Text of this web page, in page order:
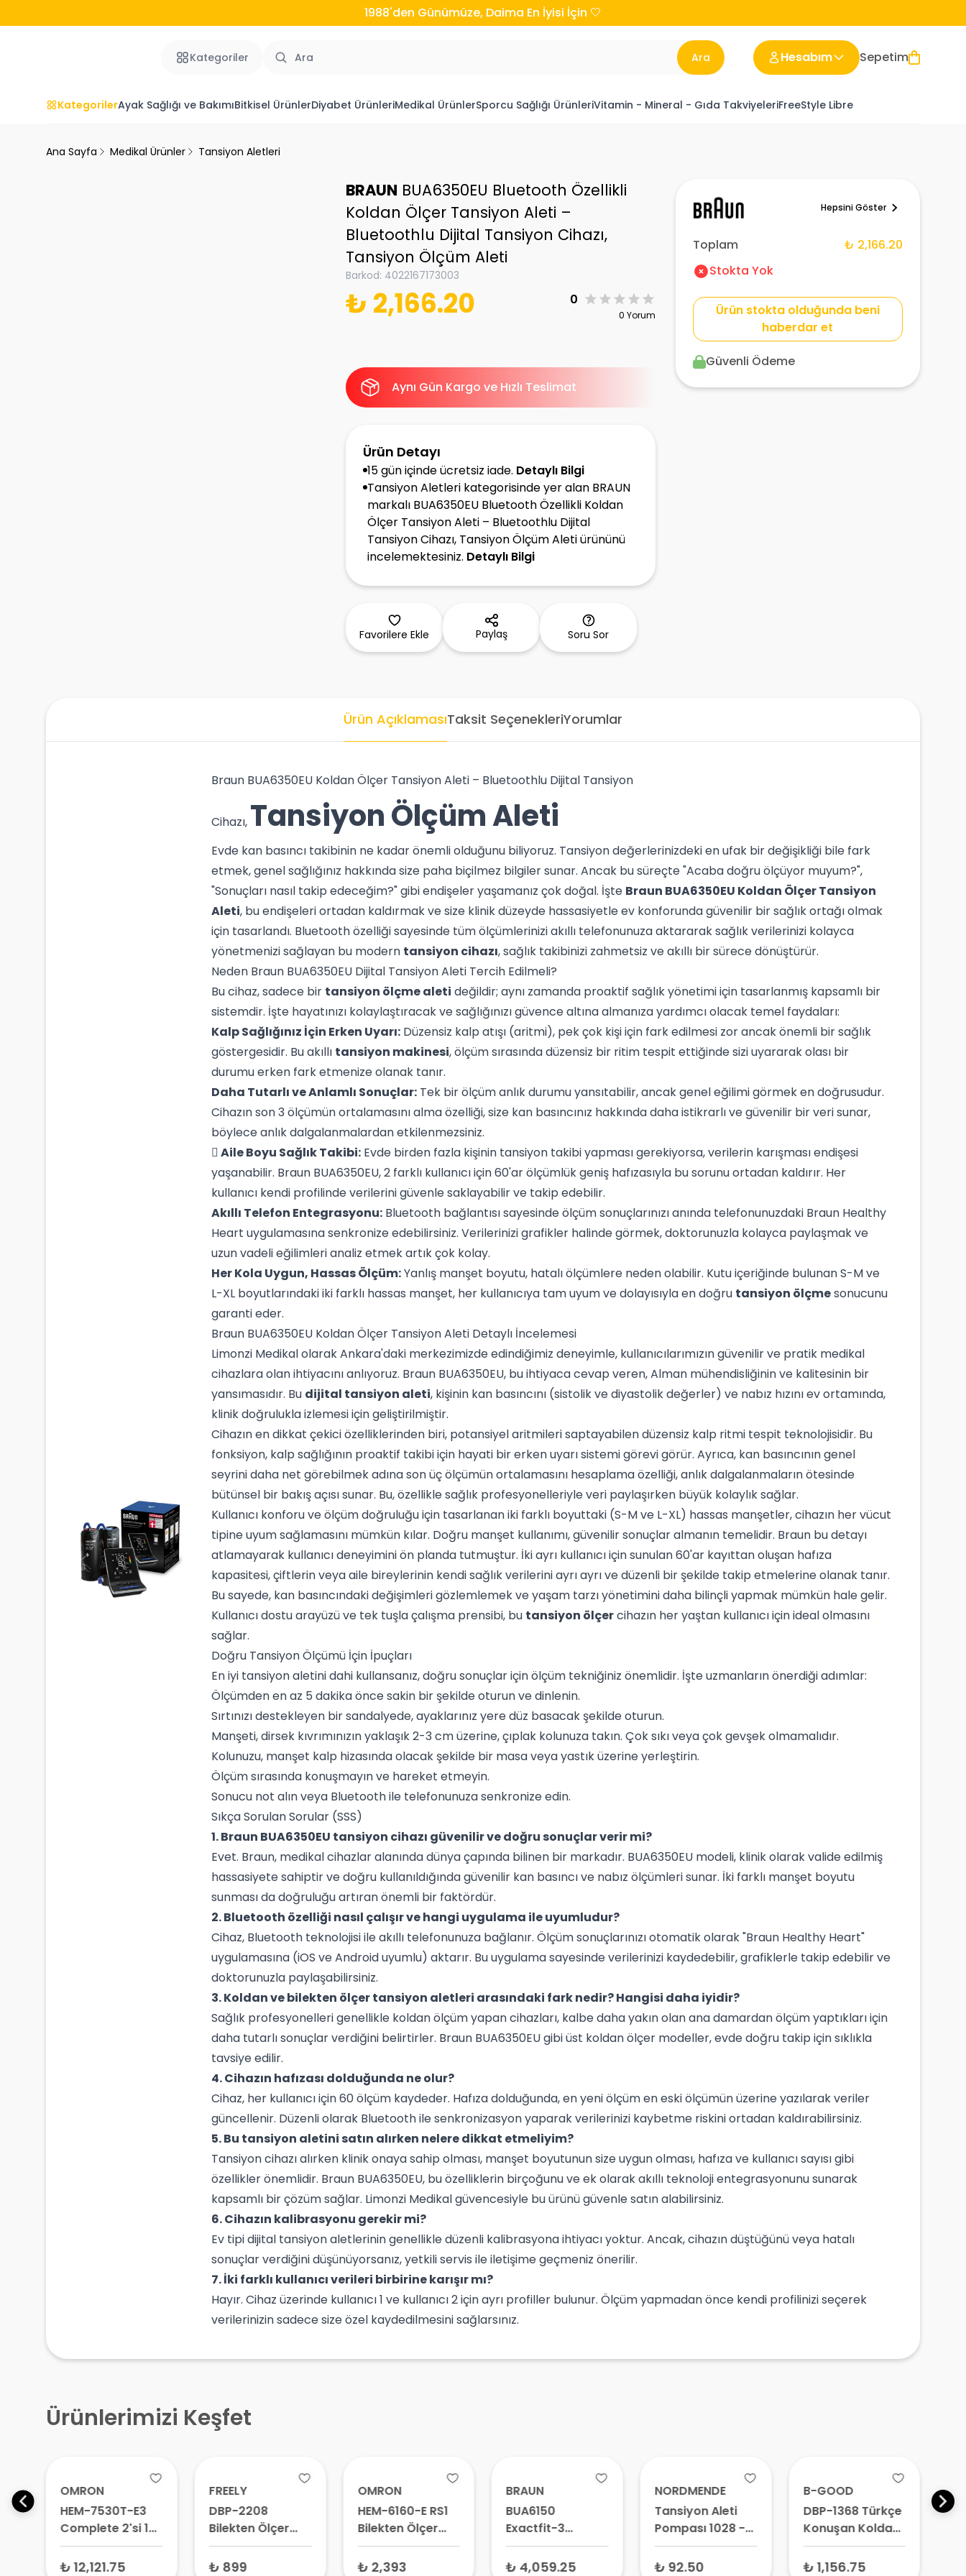
1988'den Günümüze, Daima En İyisi İçin 🤍
Kategoriler Ara Hesabım Sepetim
KategorilerAyak Sağlığı ve BakımıBitkisel ÜrünlerDiyabet ÜrünleriMedikal ÜrünlerSporcu Sağlığı ÜrünleriVitamin - Mineral - Gıda TakviyeleriFreeStyle Libre
Ana Sayfa Medikal Ürünler Tansiyon Aletleri
BRAUN BUA6350EU Bluetooth Özellikli
Koldan Ölçer Tansiyon Aleti –
Bluetoothlu Dijital Tansiyon Cihazı,
Tansiyon Ölçüm Aleti
Barkod: 4022167173003
₺ 2,166.20 0
0 Yorum
Aynı Gün Kargo ve Hızlı Teslimat
Ürün Detayı
15 gün içinde ücretsiz iade. Detaylı Bilgi
Tansiyon Aletleri kategorisinde yer alan BRAUN
markalı BUA6350EU Bluetooth Özellikli Koldan
Ölçer Tansiyon Aleti – Bluetoothlu Dijital
Tansiyon Cihazı, Tansiyon Ölçüm Aleti ürününü
incelemektesiniz. Detaylı Bilgi
Favorilere Ekle Paylaş Soru Sor
Hepsini Göster
Toplam
₺ 2,166.20
Stokta Yok
Ürün stokta olduğunda beni
haberdar et
Güvenli Ödeme
Ürün AçıklamasıTaksit SeçenekleriYorumlar
Braun BUA6350EU Koldan Ölçer Tansiyon Aleti – Bluetoothlu Dijital Tansiyon
Cihazı, TansiyonÖlçüm Aleti
Evde kan basıncı takibinin ne kadar önemli olduğunu biliyoruz. Tansiyon değerlerinizdeki en ufak bir değişikliği bile fark
etmek, genel sağlığınız hakkında size paha biçilmez bilgiler sunar. Ancak bu süreçte "Acaba doğru ölçüyor muyum?",
"Sonuçları nasıl takip edeceğim?" gibi endişeler yaşamanız çok doğal. İşte Braun BUA6350EU Koldan Ölçer Tansiyon
Aleti, bu endişeleri ortadan kaldırmak ve size klinik düzeyde hassasiyetle ev konforunda güvenilir bir sağlık ortağı olmak
için tasarlandı. Bluetooth özelliği sayesinde tüm ölçümlerinizi akıllı telefonunuza aktararak sağlık verilerinizi kolayca
yönetmenizi sağlayan bu modern tansiyon cihazı, sağlık takibinizi zahmetsiz ve akıllı bir sürece dönüştürür.
Neden Braun BUA6350EU Dijital Tansiyon Aleti Tercih Edilmeli?
Bu cihaz, sadece bir tansiyon ölçme aleti değildir; aynı zamanda proaktif sağlık yönetimi için tasarlanmış kapsamlı bir
sistemdir. İşte hayatınızı kolaylaştıracak ve sağlığınızı güvence altına almanıza yardımcı olacak temel faydaları:
Kalp Sağlığınız İçin Erken Uyarı: Düzensiz kalp atışı (aritmi), pek çok kişi için fark edilmesi zor ancak önemli bir sağlık
göstergesidir. Bu akıllı tansiyon makinesi, ölçüm sırasında düzensiz bir ritim tespit ettiğinde sizi uyararak olası bir
durumu erken fark etmenize olanak tanır.
Daha Tutarlı ve Anlamlı Sonuçlar: Tek bir ölçüm anlık durumu yansıtabilir, ancak genel eğilimi görmek en doğrusudur.
Cihazın son 3 ölçümün ortalamasını alma özelliği, size kan basıncınız hakkında daha istikrarlı ve güvenilir bir veri sunar,
böylece anlık dalgalanmalardan etkilenmezsiniz.
Aile Boyu Sağlık Takibi: Evde birden fazla kişinin tansiyon takibi yapması gerekiyorsa, verilerin karışması endişesi
yaşanabilir. Braun BUA6350EU, 2 farklı kullanıcı için 60'ar ölçümlük geniş hafızasıyla bu sorunu ortadan kaldırır. Her
kullanıcı kendi profilinde verilerini güvenle saklayabilir ve takip edebilir.
Akıllı Telefon Entegrasyonu: Bluetooth bağlantısı sayesinde ölçüm sonuçlarınızı anında telefonunuzdaki Braun Healthy
Heart uygulamasına senkronize edebilirsiniz. Verilerinizi grafikler halinde görmek, doktorunuzla kolayca paylaşmak ve
uzun vadeli eğilimleri analiz etmek artık çok kolay.
Her Kola Uygun, Hassas Ölçüm:Yanlış manşet boyutu, hatalı ölçümlere neden olabilir. Kutu içeriğinde bulunan S-M ve
L-XL boyutlarındaki iki farklı hassas manşet, her kullanıcıya tam uyum ve dolayısıyla en doğru tansiyon ölçmesonucunu
garanti eder.
Braun BUA6350EU Koldan Ölçer Tansiyon Aleti Detaylı İncelemesi
Limonzi Medikal olarak Ankara'daki merkezimizde edindiğimiz deneyimle, kullanıcılarımızın güvenilir ve pratik medikal
cihazlara olan ihtiyacını anlıyoruz. Braun BUA6350EU, bu ihtiyaca cevap veren, Alman mühendisliğinin ve kalitesinin bir
yansımasıdır. Bu dijital tansiyon aleti, kişinin kan basıncını (sistolik ve diyastolik değerler) ve nabız hızını ev ortamında,
klinik doğrulukla izlemesi için geliştirilmiştir.
Cihazın en dikkat çekici özelliklerinden biri, potansiyel aritmileri saptayabilen düzensiz kalp ritmi tespit teknolojisidir. Bu
fonksiyon, kalp sağlığının proaktif takibi için hayati bir erken uyarı sistemi görevi görür. Ayrıca, kan basıncının genel
seyrini daha net görebilmek adına son üç ölçümün ortalamasını hesaplama özelliği, anlık dalgalanmaların ötesinde
bütünsel bir bakış açısı sunar. Bu, özellikle sağlık profesyonelleriyle veri paylaşırken büyük kolaylık sağlar.
Kullanıcı konforu ve ölçüm doğruluğu için tasarlanan iki farklı boyuttaki (S-M ve L-XL) hassas manşetler, cihazın her vücut
tipine uyum sağlamasını mümkün kılar. Doğru manşet kullanımı, güvenilir sonuçlar almanın temelidir. Braun bu detayı
atlamayarak kullanıcı deneyimini ön planda tutmuştur. İki ayrı kullanıcı için sunulan 60'ar kayıttan oluşan hafıza
kapasitesi, çiftlerin veya aile bireylerinin kendi sağlık verilerini ayrı ayrı ve düzenli bir şekilde takip etmelerine olanak tanır.
Bu sayede, kan basıncındaki değişimleri gözlemlemek ve yaşam tarzı yönetimini daha bilinçli yapmak mümkün hale gelir.
Kullanıcı dostu arayüzü ve tek tuşla çalışma prensibi, bu tansiyon ölçercihazın her yaştan kullanıcı için ideal olmasını
sağlar.
Doğru Tansiyon Ölçümü İçin İpuçları
En iyi tansiyon aletini dahi kullansanız, doğru sonuçlar için ölçüm tekniğiniz önemlidir. İşte uzmanların önerdiği adımlar:
Ölçümden en az 5 dakika önce sakin bir şekilde oturun ve dinlenin.
Sırtınızı destekleyen bir sandalyede, ayaklarınız yere düz basacak şekilde oturun.
Manşeti, dirsek kıvrımınızın yaklaşık 2-3 cm üzerine, çıplak kolunuza takın. Çok sıkı veya çok gevşek olmamalıdır.
Kolunuzu, manşet kalp hizasında olacak şekilde bir masa veya yastık üzerine yerleştirin.
Ölçüm sırasında konuşmayın ve hareket etmeyin.
Sonucu not alın veya Bluetooth ile telefonunuza senkronize edin.
Sıkça Sorulan Sorular (SSS)
1. Braun BUA6350EU tansiyon cihazı güvenilir ve doğru sonuçlar verir mi?
Evet. Braun, medikal cihazlar alanında dünya çapında bilinen bir markadır. BUA6350EU modeli, klinik olarak valide edilmiş
hassasiyete sahiptir ve doğru kullanıldığında güvenilir kan basıncı ve nabız ölçümleri sunar. İki farklı manşet boyutu
sunması da doğruluğu artıran önemli bir faktördür.
2. Bluetooth özelliği nasıl çalışır ve hangi uygulama ile uyumludur?
Cihaz, Bluetooth teknolojisi ile akıllı telefonunuza bağlanır. Ölçüm sonuçlarınızı otomatik olarak "Braun Healthy Heart"
uygulamasına (iOS ve Android uyumlu) aktarır. Bu uygulama sayesinde verilerinizi kaydedebilir, grafiklerle takip edebilir ve
doktorunuzla paylaşabilirsiniz.
3. Koldan ve bilekten ölçer tansiyon aletleri arasındaki fark nedir? Hangisi daha iyidir?
Sağlık profesyonelleri genellikle koldan ölçüm yapan cihazları, kalbe daha yakın olan ana damardan ölçüm yaptıkları için
daha tutarlı sonuçlar verdiğini belirtirler. Braun BUA6350EU gibi üst koldan ölçer modeller, evde doğru takip için sıklıkla
tavsiye edilir.
4. Cihazın hafızası dolduğunda ne olur?
Cihaz, her kullanıcı için 60 ölçüm kaydeder. Hafıza dolduğunda, en yeni ölçüm en eski ölçümün üzerine yazılarak veriler
güncellenir. Düzenli olarak Bluetooth ile senkronizasyon yaparak verilerinizi kaybetme riskini ortadan kaldırabilirsiniz.
5. Bu tansiyon aletini satın alırken nelere dikkat etmeliyim?
Tansiyon cihazı alırken klinik onaya sahip olması, manşet boyutunun size uygun olması, hafıza ve kullanıcı sayısı gibi
özellikler önemlidir. Braun BUA6350EU, bu özelliklerin birçoğunu ve ek olarak akıllı teknoloji entegrasyonunu sunarak
kapsamlı bir çözüm sağlar. Limonzi Medikal güvencesiyle bu ürünü güvenle satın alabilirsiniz.
6. Cihazın kalibrasyonu gerekir mi?
Ev tipi dijital tansiyon aletlerinin genellikle düzenli kalibrasyona ihtiyacı yoktur. Ancak, cihazın düştüğünü veya hatalı
sonuçlar verdiğini düşünüyorsanız, yetkili servis ile iletişime geçmeniz önerilir.
7. İki farklı kullanıcı verileri birbirine karışır mı?
Hayır. Cihaz üzerinde kullanıcı 1 ve kullanıcı 2 için ayrı profiller bulunur. Ölçüm yapmadan önce kendi profilinizi seçerek
verilerinizin sadece size özel kaydedilmesini sağlarsınız.
Ürünlerimizi Keşfet
OMRON
HEM-7530T-E3
Complete 2'si 1
Arada Tansiyon
Aleti + EKG Cihazı
₺ 12,121.75
FREELY
DBP-2208
Bilekten Ölçer
Konuşan
Tansiyon Aleti
₺ 899
OMRON
HEM-6160-E RS1
Bilekten Ölçer
Dijital Tansiyon
Aleti – Tansiyon
₺ 2,393
BRAUN
BUA6150
Exactfit-3
Koldan Ölçen
Tansiyon Aleti –
₺ 4,059.25
NORDMENDE
Tansiyon Aleti
Pompası 1028 -
Manuel Tansiyon
Aleti Puarı,
₺ 92.50
B-GOOD
DBP-1368 Türkçe
Konuşan Koldan
Tansiyon Aleti –
Dijital Tansiyon
₺ 1,156.75